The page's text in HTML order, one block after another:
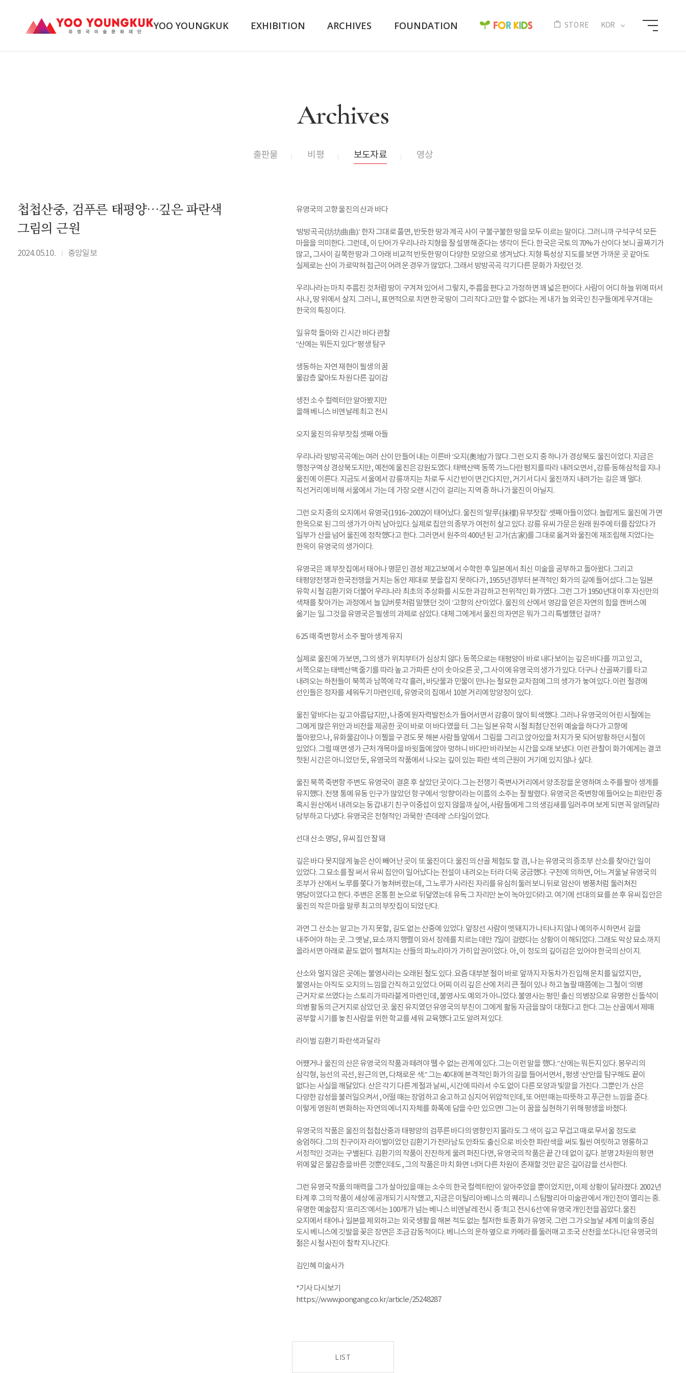
YOO YOUNGKUK EXHIBITION ARCHIVES FOUNDATION STORE KOR
Archives
출판물 비평 보도자료 영상
첩첩산중, 검푸른 태평양…깊은 파란색
그림의 근원
2024.05.10. 중앙일보
유영국의 고향 울진의 산과 바다
‘방방곡곡(坊坊曲曲).’ 한자 그대로 풀면, 반듯한 땅과 계곡 사이 구불구불한 땅을 모두 이르는 말이다. 그러니까 구석구석 모든
마을을 의미한다. 그런데, 이 단어가 우리나라 지형을 잘 설명해 준다는 생각이 든다. 한국은 국토의 70%가 산이다 보니 골짜기가
많고, 그사이 길쭉한 땅과 그 아래 비교적 반듯한 땅이 다양한 모양으로 생겨났다. 지형 특성상 지도를 보면 가까운 곳 같아도
실제로는 산이 가로막혀 접근이 어려운 경우가 많았다. 그래서 방방곡곡 각기 다른 문화가 자랐던 것.
우리나라는 마치 주름진 것처럼 땅이 구겨져 있어서 그렇지, 주름을 편다고 가정하면 꽤 넓은 편이다. 사람이 어디 하늘 위에 떠서
사나, 땅 위에서 살지. 그러니, 표면적으로 치면 한국 땅이 그리 작다고만 할 수 없다는 게 내가 늘 외국인 친구들에게 우겨대는
한국의 특징이다.
일 유학 돌아와 긴 시간 바다 관찰
“산에는 뭐든지 있다” 평생 탐구
생동하는 자연 재현이 필생의 꿈
물감층 얇아도 차원 다른 깊이감
생전 소수 컬렉터만 알아봤지만
올해 베니스 비엔날레 최고 전시
오지 울진의 유부잣집 셋째 아들
우리나라 방방곡곡에는 여러 산이 만들어 내는 이른바 ‘오지(奧地)’가 많다. 그런 오지 중 하나가 경상북도 울진이었다. 지금은
행정구역상 경상북도지만, 예전에 울진은 강원도였다. 태백산맥 동쪽 가느다란 평지를 따라 내려오면서, 강릉·동해·삼척을 지나
울진에 이른다. 지금도 서울에서 강릉까지는 차로 두 시간 반이면 간다지만, 거기서 다시 울진까지 내려가는 길은 꽤 멀다.
직선거리에 비해 서울에서 가는 데 가장 오랜 시간이 걸리는 지역 중 하나가 울진이 아닐지.
그런 오지 중의 오지에서 유영국(1916~2002)이 태어났다. 울진의 ‘말루(抹褸) 유부잣집’ 셋째 아들이었다. 놀랍게도 울진에 가면
한옥으로 된 그의 생가가 아직 남아있다. 실제로 집안의 종부가 여전히 살고 있다. 강릉 유씨 가문은 원래 원주에 터를 잡았다가
일부가 산을 넘어 울진에 정착했다고 한다. 그러면서 원주의 400년 된 고가(古家)를 그대로 옮겨와 울진에 재조립해 지었다는
한옥이 유영국의 생가이다.
유영국은 꽤 부잣집에서 태어나 명문인 경성 제2고보에서 수학한 후 일본에서 최신 미술을 공부하고 돌아왔다. 그리고
태평양전쟁과 한국전쟁을 거치는 동안 제대로 붓을 잡지 못하다가, 1955년경부터 본격적인 화가의 길에 들어섰다. 그는 일본
유학 시절 김환기와 더불어 우리나라 최초의 추상화를 시도한 과감하고 전위적인 화가였다. 그런 그가 1950년대 이후 자신만의
색채를 찾아가는 과정에서 늘 입버릇처럼 말했던 것이 ‘고향의 산’이었다. 울진의 산에서 영감을 얻은 자연의 힘을 캔버스에
옮기는 일. 그것을 유영국은 필생의 과제로 삼았다. 대체 그에게서 울진의 자연은 뭐가 그리 특별했던 걸까?
6·25 때 죽변항서 소주 팔아 생계 유지
실제로 울진에 가보면, 그의 생가 위치부터가 심상치 않다. 동쪽으로는 태평양이 바로 내다보이는 깊은 바다를 끼고 있고,
서쪽으로는 태백산맥 줄기를 따라 높고 가파른 산이 솟아오른 곳, 그 사이에 유영국의 생가가 있다. 더구나 산골짜기를 타고
내려오는 하천들이 북쪽과 남쪽에 각각 흘러, 바닷물과 민물이 만나는 절묘한 교차점에 그의 생가가 놓여 있다. 이런 절경에
선인들은 정자를 세워두기 마련인데, 유영국의 집에서 10분 거리에 망양정이 있다.
울진 앞바다는 깊고 아름답지만, 나중에 원자력발전소가 들어서면서 감흥이 많이 퇴색했다. 그러나 유영국의 어린 시절에는
그에게 많은 위안과 비전을 제공한 곳이 바로 이 바다였을 터. 그는 일본 유학 시절 최첨단 전위 예술을 하다가 고향에
돌아왔으나, 유화물감이나 이젤을 구경도 못 해본 사람들 앞에서 그림을 그리고 앉아있을 처지가 못 되어 방황하던 시절이
있었다. 그럴 때면 생가 근처 개목마을 바윗돌에 앉아 멍하니 바다만 바라보는 시간을 오래 보냈다. 이런 관찰이 화가에게는 결코
헛된 시간은 아니었던 듯, 유영국의 작품에서 나오는 깊이 있는 파란 색의 근원이 거기에 있지 않나 싶다.
울진 북쪽 죽변항 주변도 유영국이 결혼 후 살았던 곳이다. 그는 전쟁기 죽변사거리에서 양조장을 운영하며 소주를 팔아 생계를
유지했다. 전쟁 통에 유동 인구가 많았던 항구에서 ‘망향’이라는 이름의 소주는 잘 팔렸다. 유영국은 죽변항에 들어오는 피란민 중
혹시 원산에서 내려오는 동갑내기 친구 이중섭이 있지 않을까 싶어, 사람들에게 그의 생김새를 일러주며 보게 되면 꼭 알려달라
당부하고 다녔다. 유영국은 전형적인 과묵한 ‘츤데레’ 스타일이었다.
선대 산소 명당, 유씨 집안 잘 돼
깊은 바다 못지않게 높은 산이 빼어난 곳이 또 울진이다. 울진의 산골 체험도 할 겸, 나는 유영국의 증조부 산소를 찾아간 일이
있었다. 그 묘소를 잘 써서 유씨 집안이 일어났다는 전설이 내려오는 터라 더욱 궁금했다. 구전에 의하면, 어느 겨울날 유영국의
조부가 산에서 노루를 쫓다가 놓쳐버렸는데, 그 노루가 사라진 자리를 유심히 둘러보니 뒤로 암산이 병풍처럼 둘러쳐진
명당이었다고 한다. 주변은 온통 흰 눈으로 뒤덮였는데 유독 그 자리만 눈이 녹아있더라고. 여기에 선대의 묘를 쓴 후 유씨 집안은
울진의 작은 마을 말루 최고의 부잣집이 되었단다.
과연 그 산소는 알고는 가지 못할, 길도 없는 산중에 있었다. 앞장선 사람이 멧돼지가 나타나지 않나 예의주시하면서 길을
내주어야 하는 곳. 그 옛날, 묘소까지 행렬이 와서 장례를 치르는 데만 7일이 걸렸다는 상황이 이해되었다. 그래도 막상 묘소까지
올라서면 아래로 끝도 없이 펼쳐지는 산들의 파노라마가 가히 압권이었다. 아, 이 정도의 깊이감은 있어야 한국의 산이지.
산소와 멀지 않은 곳에는 불영사라는 오래된 절도 있다. 요즘 대부분 절이 바로 앞까지 자동차가 진입해 운치를 잃었지만,
불영사는 아직도 오지의 느낌을 간직하고 있었다. 어찌 이리 깊은 산에 저리 큰 절이 있나 하고 놀랄 때쯤에는 그 절이 ‘의병
근거지’로 쓰였다는 스토리가 따라붙게 마련인데, 불영사도 예외가 아니었다. 불영사는 평민 출신 의병장으로 유명한 신돌석이
의병 활동의 근거지로 삼았던 곳. 울진 유지였던 유영국의 부친이 그에게 활동 자금을 많이 대줬다고 한다. 그는 산골에서 제때
공부할 시기를 놓친 사람을 위한 학교를 세워 교육했다고도 알려져 있다.
라이벌 김환기 파란색과 달라
어쨌거나 울진의 산은 유영국의 작품과 떼려야 뗄 수 없는 관계에 있다. 그는 이런 말을 했다. “산에는 뭐든지 있다. 봉우리의
삼각형, 능선의 곡선, 원근의 면, 다채로운 색.” 그는 40대에 본격적인 화가의 길을 들어서면서, 평생 ‘산’만을 탐구해도 끝이
없다는 사실을 깨달았다. 산은 각기 다른 계절과 날씨, 시간에 따라서 수도 없이 다른 모양과 빛깔을 가진다. 그뿐인가. 산은
다양한 감성을 불러일으켜서, 어떨 때는 장엄하고 숭고하고 심지어 위압적인데, 또 어떤 때는 따뜻하고 푸근한 느낌을 준다.
이렇게 영원히 변화하는 자연의 에너지 자체를 화폭에 담을 수만 있으면! 그는 이 꿈을 실현하기 위해 평생을 바쳤다.
유영국의 작품은 울진의 첩첩산중과 태평양의 검푸른 바다의 영향인지 몰라도 그 색이 깊고 무겁고 때로 무서울 정도로
숭엄하다. 그의 친구이자 라이벌이었던 김환기가 전라남도 안좌도 출신으로 비슷한 파란색을 써도 훨씬 여릿하고 영롱하고
서정적인 것과는 구별된다. 김환기의 작품이 잔잔하게 울려 퍼진다면, 유영국의 작품은 끝 간 데 없이 깊다. 분명 2차원의 평면
위에 얇은 물감층을 바른 것뿐인데도, 그의 작품은 마치 화면 너머 다른 차원이 존재할 것만 같은 깊이감을 선사한다.
그런 유영국 작품의 매력을 그가 살아있을 때는 소수의 한국 컬렉터만이 알아주었을 뿐이었지만, 이제 상황이 달라졌다. 2002년
타계 후 그의 작품이 세상에 공개되기 시작했고, 지금은 이탈리아 베니스의 퀘리니 스탐팔리아 미술관에서 개인전이 열리는 중.
유명한 예술잡지 ‘프리즈’에서는 100개가 넘는 베니스 비엔날레 전시 중 ‘최고 전시 6선’에 유영국 개인전을 꼽았다. 울진
오지에서 태어나 일본을 제외하고는 외국 생활을 해본 적도 없는 철저한 토종 화가 유영국. 그런 그가 오늘날 세계 미술의 중심
도시 베니스에 깃발을 꽂은 장면은 조금 감동적이다. 베니스의 운하 옆으로 카메라를 둘러매고 조국 산천을 쏘다니던 유영국의
젊은 시절 사진이 찰칵 지나간다.
김인혜 미술사가
*기사 다시보기
https://www.joongang.co.kr/article/25248287
LIST